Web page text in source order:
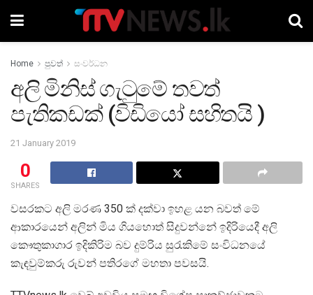
Home පුවත් සංවර්ධන
අලි මිනිස් ගැටුමේ තවත්
පැතිකඩක් (විඩියෝ සහිතයි )
21 January 2019
0
SHARES
වසරකට අලි මරණ 350 ක් දක්වා ඉහළ යන බවත් මේ
ආකාරයෙන් අලින් මිය ගියහොත් සිදුවන්නේ ඉදිරියෙදී අලි
කෞතුකාගාර ඉදිකිරිම බව දුම්රිය සුරැකිමේ සංවිධනයේ
කැඳවුම්කරු රුවන් පතිරගේ මහතා පවසයි.